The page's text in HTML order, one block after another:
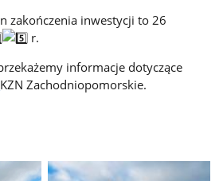
zakończenia inwestycji to 26
r.
informacje dotyczące
KZN Zachodniopomorskie.